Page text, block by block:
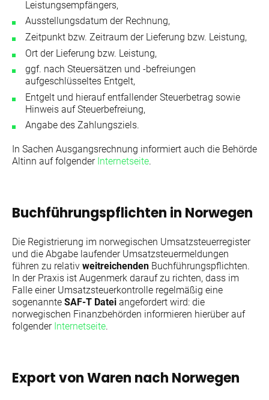
Leistungsempfängers,
Ausstellungsdatum der Rechnung,
Zeitpunkt bzw. Zeitraum der Lieferung bzw. Leistung,
Ort der Lieferung bzw. Leistung,
ggf. nach Steuersätzen und -befreiungen
aufgeschlüsseltes Entgelt,
Entgelt und hierauf entfallender Steuerbetrag sowie
Hinweis auf Steuerbefreiung,
Angabe des Zahlungsziels.
In Sachen Ausgangsrechnung informiert auch die Behörde
Altinn auf folgender Internetseite.
Buchführungspflichten in Norwegen
Die Registrierung im norwegischen Umsatzsteuerregister
und die Abgabe laufender Umsatzsteuermeldungen
führen zu relativ weitreichenden Buchführungspflichten.
In der Praxis ist Augenmerk darauf zu richten, dass im
Falle einer Umsatzsteuerkontrolle regelmäßig eine
sogenannte SAF-T Datei angefordert wird: die
norwegischen Finanzbehörden informieren hierüber auf
folgender Internetseite.
Export von Waren nach Norwegen